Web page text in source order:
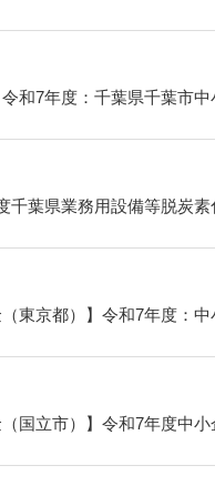
令和7年度：千葉県千葉市
千葉県業務用設備等脱炭
（東京都）】令和7年度：
（国立市）】令和7年度中